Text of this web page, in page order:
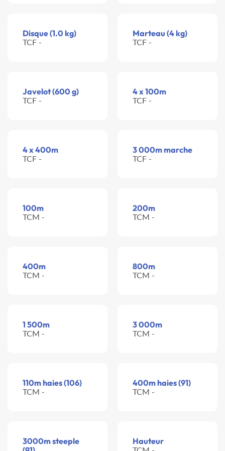
Disque (1.0 kg)
TCF -
Marteau (4 kg)
TCF -
Javelot (600 g)
TCF -
4 x 100m
TCF -
4 x 400m
TCF -
3 000m marche
TCF -
100m
TCM -
200m
TCM -
400m
TCM -
800m
TCM -
1 500m
TCM -
3 000m
TCM -
110m haies (106)
TCM -
400m haies (91)
TCM -
3000m steeple
Hauteur